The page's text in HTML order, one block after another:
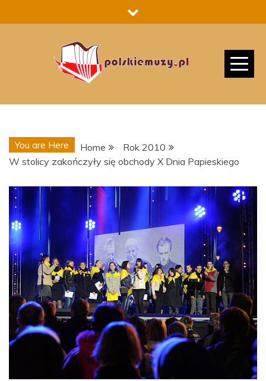
to
You are Here Home
Rok 2010
W stolicy zakończyły się obchody X Dnia Papieskiego